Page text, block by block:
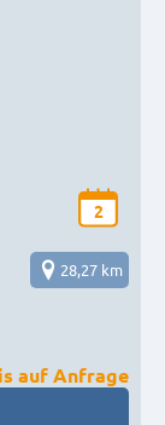
2
28,27 km
auf Anfrage